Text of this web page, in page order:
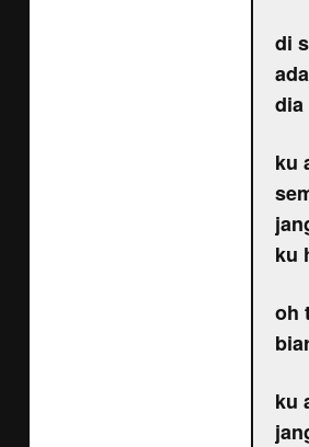
di
dia
ku
ku
oh
ku